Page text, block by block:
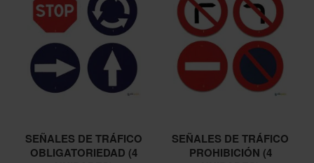
SEÑALES DE TRÁFICO
OBLIGATORIEDAD (4
SEÑALES DE TRÁFICO
PROHIBICIÓN (4